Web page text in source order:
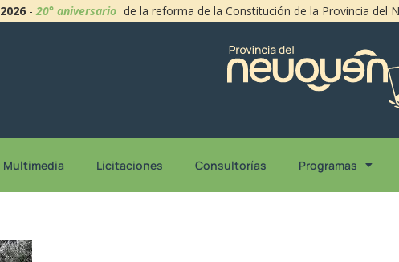
2026 -20° aniversario de la reforma de la Constitución de la Provincia del
Multimedia Licitaciones Consultorías Programas